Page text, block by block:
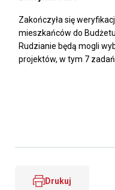
Zakończyła się
mieszkańców do
Rudzianie będą mogli
projektów, w tym 7
Drukuj